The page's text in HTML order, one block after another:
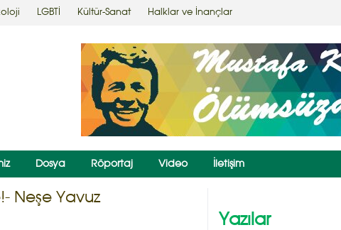
LGBTİ Kültür-Sanat Halklar ve İnançlar
Dosya Röportaj Video İletişim
Neşe Yavuz
Yazılar